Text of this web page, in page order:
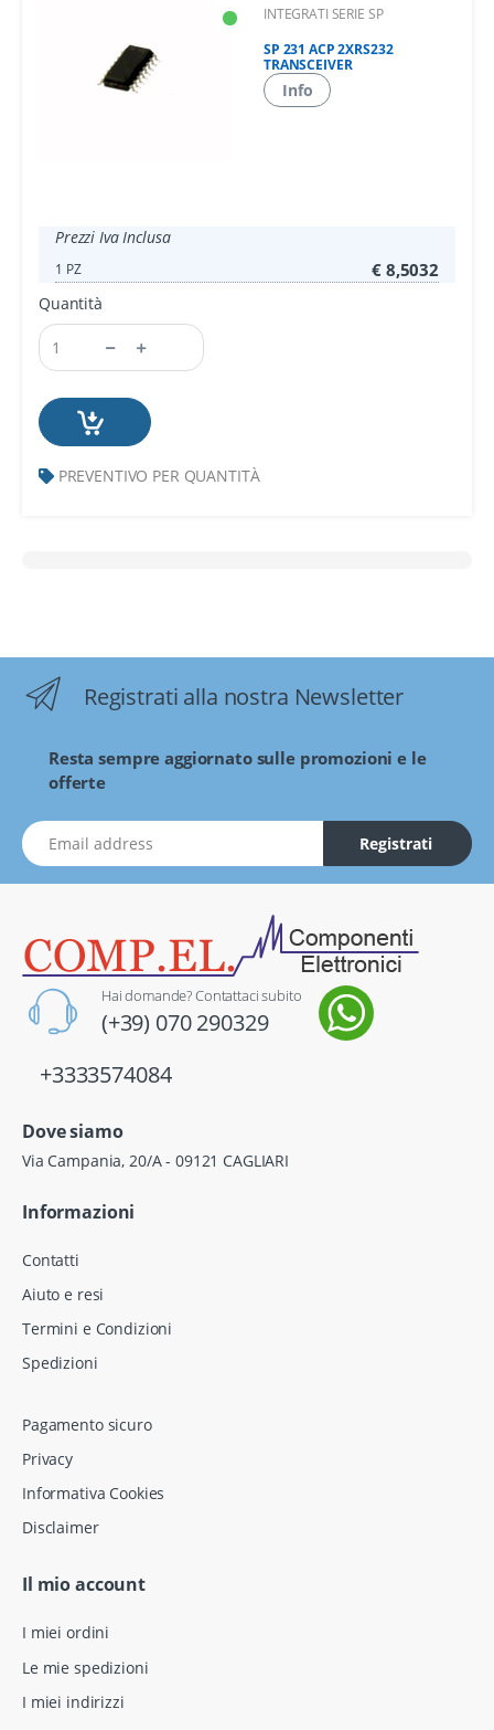
INTEGRATI SERIE SP
SP 231 ACP 2XRS232
TRANSCEIVER
Info
Prezzi Iva Inclusa
1 PZ € 8,5032
Quantità
PREVENTIVO PER QUANTITÀ
Registrati alla nostra Newsletter
Resta sempre aggiornato sulle promozioni e le
offerte
indirizzo Email Registrati
Hai domande? Contattaci subito
(+39) 070 290329
+3333574084
Dove siamo
Via Campania, 20/A - 09121 CAGLIARI
Informazioni
Contatti
Aiuto e resi
Termini e Condizioni
Spedizioni
Pagamento sicuro
Privacy
Informativa Cookies
Disclaimer
Il mio account
I miei ordini
Le mie spedizioni
I miei indirizzi